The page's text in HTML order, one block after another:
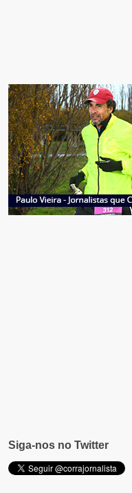
Siga-nos no Twitter